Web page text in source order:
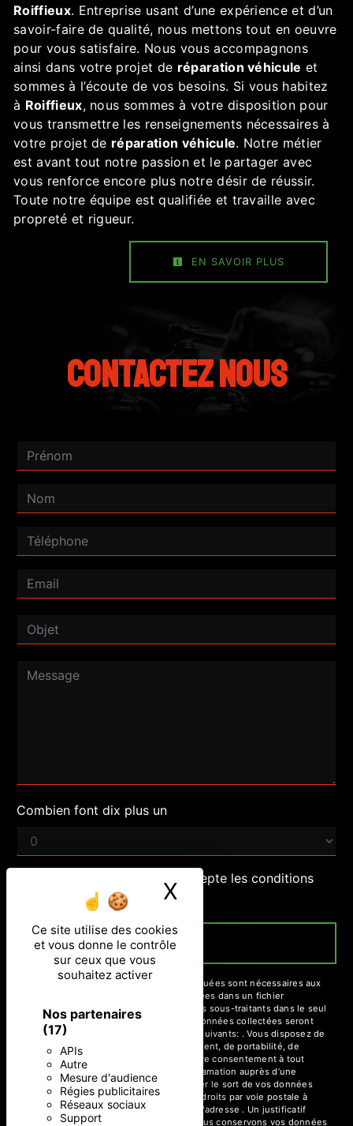
Ce site utilise des cookies
et vous donne le contrôle
sur ceux que vous
souhaitez activer
Nos partenaires
(17)
APIs
Autre
Mesure d'audience
Régies publicitaires
Réseaux sociaux
Support
X Masquer le
Roiffieux. Entreprise usant d’une expérience et d’un
savoir-faire de qualité, nous mettons tout en oeuvre
pour vous satisfaire. Nous vous accompagnons
ainsi dans votre projet de réparation véhicule et
sommes à l’écoute de vos besoins. Si vous habitez
à Roiffieux, nous sommes à votre disposition pour
vous transmettre les renseignements nécessaires à
votre projet de réparation véhicule. Notre métier
est avant tout notre passion et le partager avec
vous renforce encore plus notre désir de réussir.
Toute notre équipe est qualifiée et travaille avec
propreté et rigueur.
EN SAVOIR PLUS
Contactez nous
Combien font dix plus un
En cochant cette case, j'accepte les conditions
particulières ci-dessous **
ENVOYER
** Les données personnelles communiquées sont nécessaires aux
fins de vous contacter et sont enregistrées dans un fichier
informatisé. Elles sont destinées à et ses sous-traitants dans le seul
but de répondre à votre message. Les données collectées seront
communiquées aux seuls destinataires suivants: . Vous disposez de
droits d’accès, de rectification, d’effacement, de portabilité, de
limitation, d’opposition, de retrait de votre consentement à tout
moment et du droit d’introduire une réclamation auprès d’une
autorité de contrôle, ainsi que d’organiser le sort de vos données
post-mortem. Vous pouvez exercer ces droits par voie postale à
l'adresse ou par courrier électronique à l'adresse . Un justificatif
d'identité pourra vous être demandé. Nous conservons vos données